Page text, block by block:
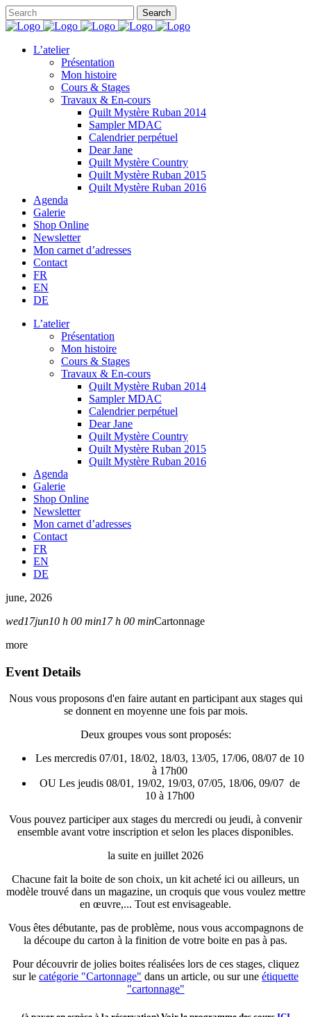
L’atelier
Présentation
Mon histoire
Cours & Stages
Travaux & En-cours
Quilt Mystère Ruban 2014
Sampler MDAC
Calendrier perpétuel
Dear Jane
Quilt Mystère Country
Quilt Mystère Ruban 2015
Quilt Mystère Ruban 2016
Agenda
Galerie
Shop Online
Newsletter
Mon carnet d’adresses
Contact
FR
EN
DE
L’atelier
Présentation
Mon histoire
Cours & Stages
Travaux & En-cours
Quilt Mystère Ruban 2014
Sampler MDAC
Calendrier perpétuel
Dear Jane
Quilt Mystère Country
Quilt Mystère Ruban 2015
Quilt Mystère Ruban 2016
Agenda
Galerie
Shop Online
Newsletter
Mon carnet d’adresses
Contact
FR
EN
DE
june, 2026
wed17jun10 h 00 min17 h 00 minCartonnage
more
Event Details
Nous vous proposons d'en faire autant en participant aux stages qui
se donnent en moyenne une fois par mois.
Deux groupes vous sont proposés:
Les mercredis 07/01, 18/02, 18/03, 13/05, 17/06, 08/07 de 10
à 17h00
OU Les jeudis 08/01, 19/02, 19/03, 07/05, 18/06, 09/07 de
10 à 17h00
Vous pouvez participer aux stages du mercredi ou jeudi, à convenir
ensemble avant votre inscription et selon les places disponibles.
la suite en juillet 2026
Chacune fait la boite de son choix, un kit acheté ici ou ailleurs, un
modèle trouvé dans un magazine, un croquis que vous voulez mettre
en œuvre,... Tout est envisageable.
Vous êtes débutante, pas de problème, nous vous accompagnons de
la découpe du carton à la finition de votre boite en pas à pas.
Pour découvrir de jolies boites réalisées lors de ces stages, cliquez
sur le catégorie "Cartonnage" dans un article, ou sur une étiquette
"cartonnage"